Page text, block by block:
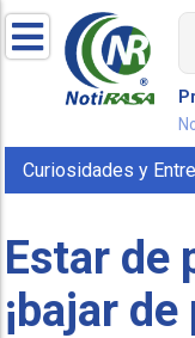
Curiosidades y
Estar de
¡bajar de